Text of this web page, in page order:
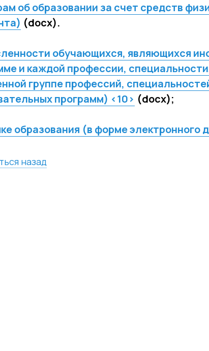
об образовании за счет средств
(docx).
обучающихся, являющихся
и каждой профессии,
группе профессий,
программ) <10> (docx);
образования (в форме электронного
назад